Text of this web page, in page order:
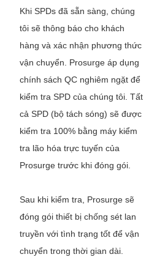
Khi SPDs đã sẵn sàng, chúng
tôi sẽ thông báo cho khách
hàng và xác nhận phương thức
vận chuyển. Prosurge áp dụng
chính sách QC nghiêm ngặt để
kiểm tra SPD của chúng tôi. Tất
cả SPD (bộ tách sóng) sẽ được
kiểm tra 100% bằng máy kiểm
tra lão hóa trực tuyến của
Prosurge trước khi đóng gói.
Sau khi kiểm tra, Prosurge sẽ
đóng gói thiết bị chống sét lan
truyền với tình trạng tốt để vận
chuyển trong thời gian dài.